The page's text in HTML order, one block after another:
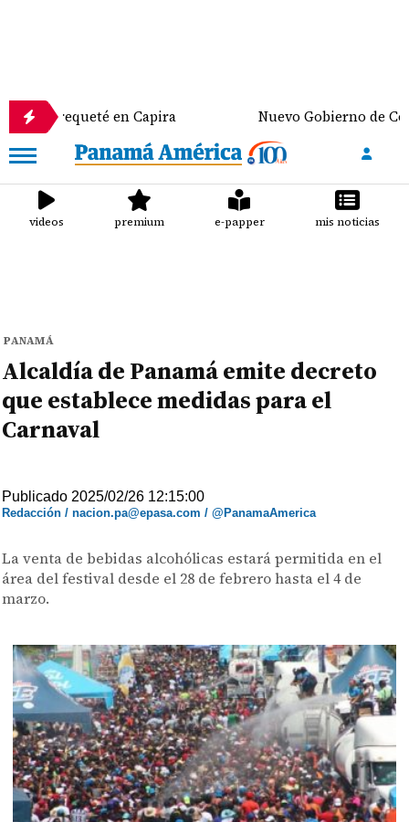
en Capira Nuevo Gobierno de Colombia
videos premium e-papper mis noticias
PANAMÁ
Alcaldía de Panamá emite decreto
que establece medidas para el
Carnaval
Publicado 2025/02/26 12:15:00
Redacción / nacion.pa@epasa.com / @PanamaAmerica
La venta de bebidas alcohólicas estará permitida en el
área del festival desde el 28 de febrero hasta el 4 de
marzo.